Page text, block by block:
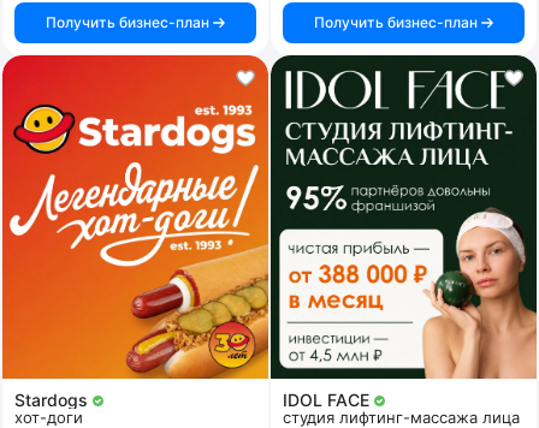
Получить бизнес-план
Получить бизнес-план
Stardogs
хот-доги
IDOL FACE
студия лифтинг-массажа лица